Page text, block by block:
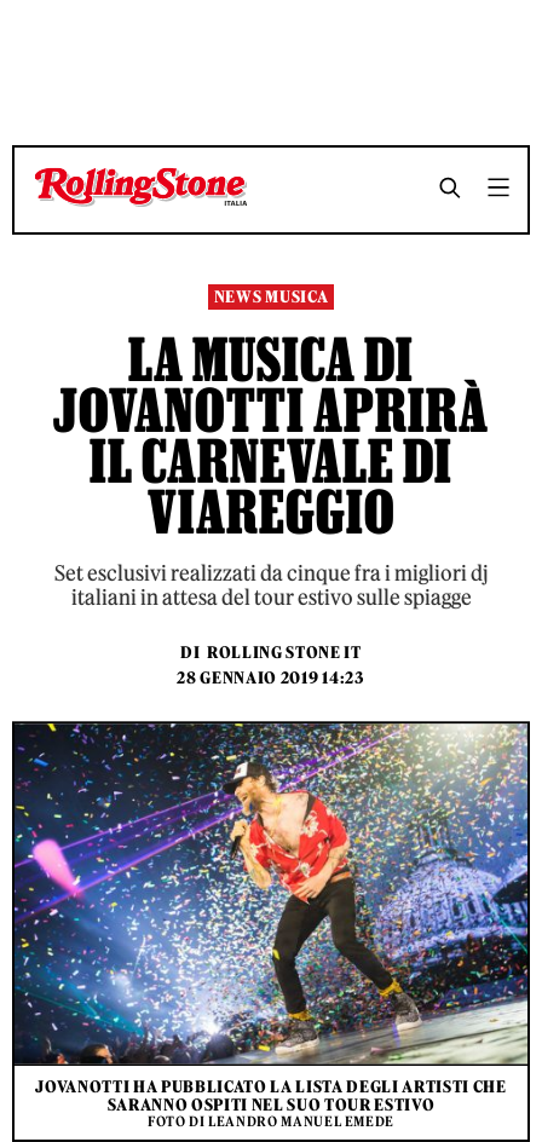
TEMPO DI LETTURA 3 MINUTI SHARE
TEMPO DI LETTURA 3 MINUTI SHARE
NEWS MUSICA
LA MUSICA DI
JOVANOTTI APRIRÀ
IL CARNEVALE DI
VIAREGGIO
Set esclusivi realizzati da cinque fra i migliori dj
italiani in attesa del tour estivo sulle spiagge
DI ROLLING STONE IT
28 GENNAIO 2019 14:23
JOVANOTTI HA PUBBLICATO LA LISTA DEGLI ARTISTI CHE
SARANNO OSPITI NEL SUO TOUR ESTIVO
FOTO DI LEANDRO MANUEL EMEDE